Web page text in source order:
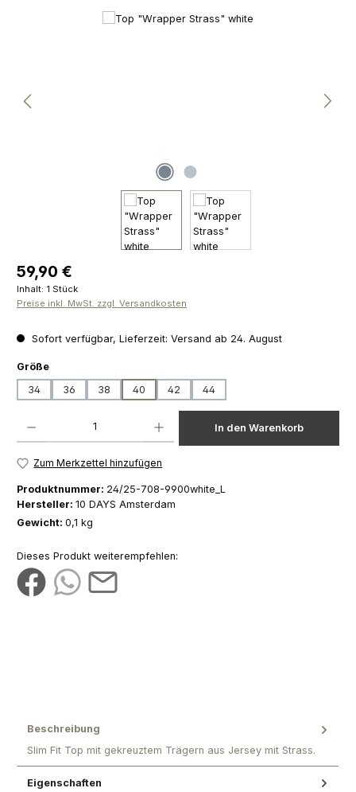
Bildergalerie überspringen
Regulärer Preis:
59,90 €
Inhalt: 1 Stück
Preise inkl. MwSt. zzgl. Versandkosten
Sofort verfügbar, Lieferzeit: Versand ab 24. August
Größeauswählen
34
36 38 40 42 44
In den Warenkorb
Zum Merkzettel hinzufügen
Produktnummer: 24/25-708-9900white_L
Hersteller: 10 DAYS Amsterdam
Gewicht: 0,1 kg
Dieses Produkt weiterempfehlen:
Beschreibung
Slim Fit Top mit gekreuztem Trägern aus Jersey mit Strass.
Eigenschaften